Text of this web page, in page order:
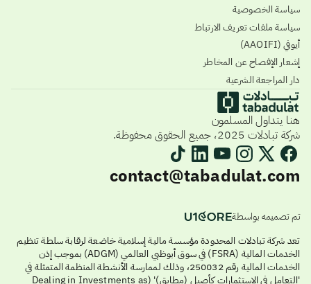
سياسة الخصوصية
سياسة ملفات تعريف الارتباط
أيوفي (AAOIFI)
إشعار الإفصاح عن المخاطر
دار المراجعة الشرعية
هنا يتداول المسلمون
شركة تبادلات 2025، جميع الحقوق محفوظة.
contact@tabadulat.com
تم تصميمه بواسطة
تعد شركة تبادلات المحدودة مؤسسة مالية إسلامية خاضعة لرقابة سلطة تنظيم
الخدمات المالية (FSRA) في سوق أبوظبي العالمي (ADGM) بموجب إذن
الخدمات المالية رقم 250032، وذلك لممارسة الأنشطة المنظمة المتمثلة في
'التعامل في الاستثمارات كأصيل (مطابق)' (Dealing in Investments as